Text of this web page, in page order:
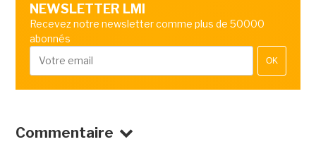
NEWSLETTER LMI
Recevez notre newsletter comme plus de 50000
abonnés
OK
Commentaire